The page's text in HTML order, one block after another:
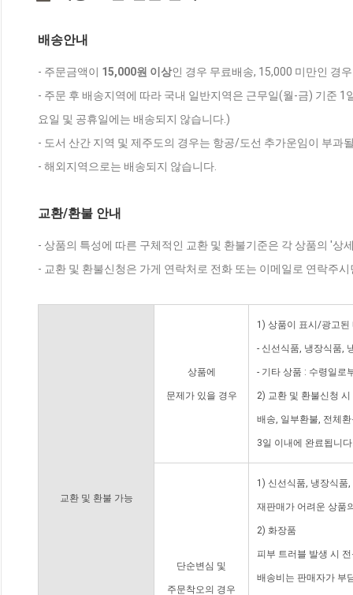
배송안내
- 주문금액이 15,000원 이상인 경우 무료배송, 15,000 미만인 경
- 주문 후 배송지역에 따라 국내 일반지역은 근무일(월-금) 기준
요일 및 공휴일에는 배송되지 않습니다.)
- 도서 산간 지역 및 제주도의 경우는 항공/도선 추가운임이 부과
- 해외지역으로는 배송되지 않습니다.
교환/환불 안내
- 상품의 특성에 따른 구체적인 교환 및 환불기준은 각 상품의 '상
- 교환 및 환불신청은 가게 연락처로 전화 또는 이메일로 연락주
교환 및 환불 가능
상품에
문제가 있을 경우
1) 상품이 표시/광고된
- 신선식품, 냉장식품,
- 기타 상품 : 수령일로
2) 교환 및 환불신청
배송, 일부환불, 전체
3일 이내에 완료됩니
단순변심 및
주문착오의 경우
1) 신선식품, 냉장식품
재판매가 어려운 상품
2) 화장품
피부 트러블 발생 시
배송비는 판매자가 부